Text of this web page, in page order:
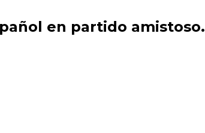
en partido amistoso.